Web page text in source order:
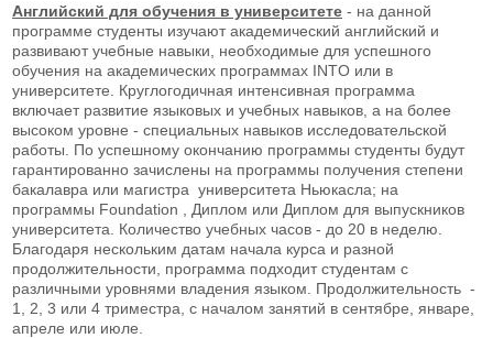
Английский для обучения в университете - на данной
программе студенты изучают академический английский и
развивают учебные навыки, необходимые для успешного
обучения на академических программах INTO или в
университете. Круглогодичная интенсивная программа
включает развитие языковых и учебных навыков, а на более
высоком уровне - специальных навыков исследовательской
работы. По успешному окончанию программы студенты будут
гарантированно зачислены на программы получения степени
бакалавра или магистра университета Ньюкасла; на
программы Foundation , Диплом или Диплом для выпускников
университета. Количество учебных часов - до 20 в неделю.
Благодаря нескольким датам начала курса и разной
продолжительности, программа подходит студентам с
различными уровнями владения языком. Продолжительность -
1, 2, 3 или 4 триместра, с началом занятий в сентябре, январе,
апреле или июле.